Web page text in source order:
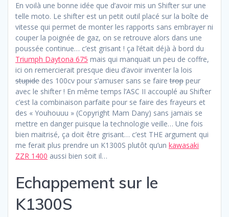
En voilà une bonne idée que d’avoir mis un Shifter sur une
telle moto. Le shifter est un petit outil placé sur la boîte de
vitesse qui permet de monter les rapports sans embrayer ni
couper la poignée de gaz, on se retrouve alors dans une
poussée continue… c’est grisant ! ça l’était déjà à bord du
Triumph Daytona 675 mais qui manquait un peu de coffre,
ici on remercierait presque dieu d’avoir inventer la lois
stupide des 100cv pour s’amuser sans se faire trop peur
avec le shifter ! En même temps l’ASC II accouplé au Shifter
c’est la combinaison parfaite pour se faire des frayeurs et
des « Youhouuu » (Copyright Mam Dany) sans jamais se
mettre en danger puisque la technologie veille… Une fois
bien maitrisé, ça doit être grisant… c’est THE argument qui
me ferait plus prendre un K1300S plutôt qu’un kawasaki
ZZR 1400 aussi bien soit il…
Echappement sur le
K1300S